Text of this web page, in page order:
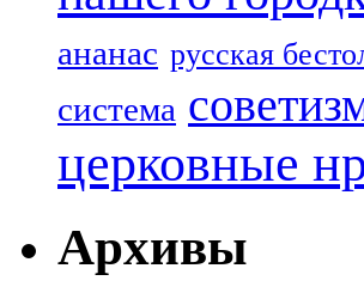
ананас русская
система
церковные
Архивы